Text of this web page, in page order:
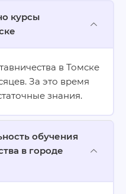
курсы
в Томске
За это время
знания.
обучения
в городе